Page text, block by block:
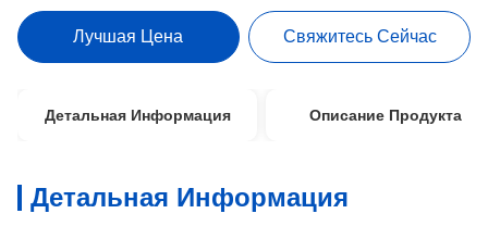
Лучшая Цена Свяжитесь Сейчас
Детальная Информация Описание Продукта
Детальная Информация